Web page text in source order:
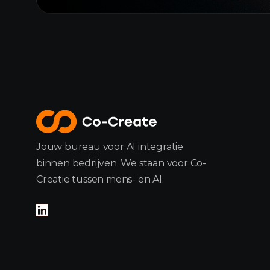
Jouw bureau voor AI integratie
binnen bedrijven. We staan voor Co-
Creatie tussen mens- en AI.